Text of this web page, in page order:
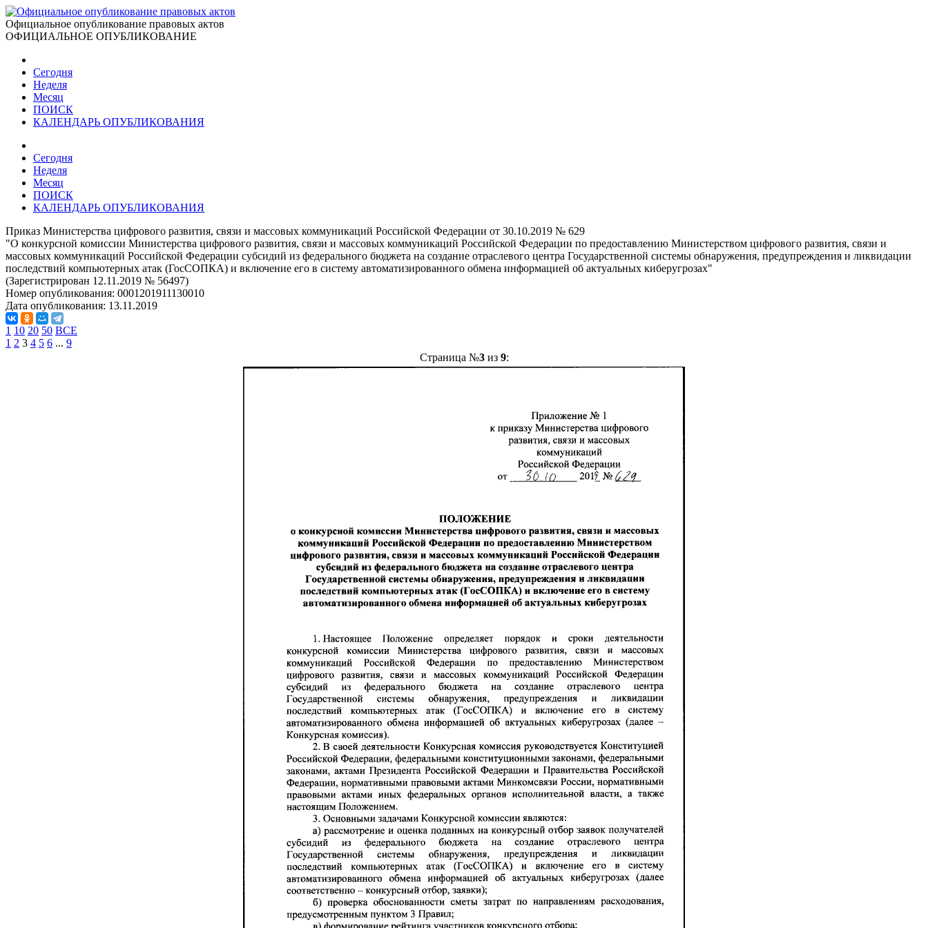
Официальное опубликование правовых актов
ОФИЦИАЛЬНОЕ ОПУБЛИКОВАНИЕ
Сегодня
Неделя
Месяц
ПОИСК
КАЛЕНДАРЬ ОПУБЛИКОВАНИЯ
Сегодня
Неделя
Месяц
ПОИСК
КАЛЕНДАРЬ ОПУБЛИКОВАНИЯ
Приказ Министерства цифрового развития, связи и массовых коммуникаций Российской Федерации от 30.10.2019 № 629
"О конкурсной комиссии Министерства цифрового развития, связи и массовых коммуникаций Российской Федерации по предоставлению Министерством цифрового развития, связи и
массовых коммуникаций Российской Федерации субсидий из федерального бюджета на создание отраслевого центра Государственной системы обнаружения, предупреждения и ликвидации
последствий компьютерных атак (ГосСОПКА) и включение его в систему автоматизированного обмена информацией об актуальных киберугрозах"
(Зарегистрирован 12.11.2019 № 56497)
Номер опубликования: 0001201911130010
Дата опубликования: 13.11.2019
1 10 20 50 ВСЕ
1 2 3 4 5 6 ... 9
Страница №3из 9: